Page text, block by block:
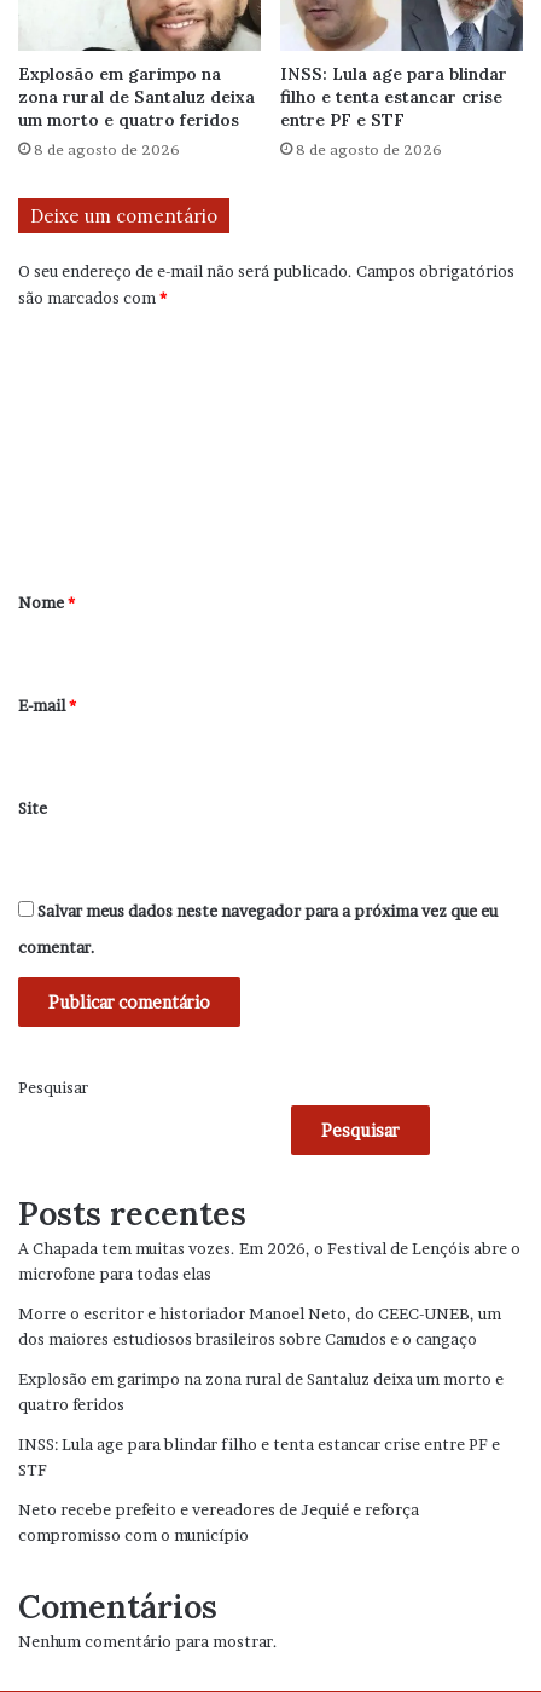
Explosão em garimpo na
zona rural de Santaluz deixa
um morto e quatro feridos
8 de agosto de 2026
INSS: Lula age para blindar
filho e tenta estancar crise
entre PF e STF
8 de agosto de 2026
Deixe um comentário
O seu endereço de e-mail não será publicado. Campos obrigatórios
são marcados com *
r
*
Nome*
E-mail*
Site
Salvar meus dados neste navegador para a próxima vez que eu
comentar.
Pesquisar
Pesquisar
Posts recentes
A Chapada tem muitas vozes. Em 2026, o Festival de Lençóis abre o
microfone para todas elas
Morre o escritor e historiador Manoel Neto, do CEEC-UNEB, um
dos maiores estudiosos brasileiros sobre Canudos e o cangaço
Explosão em garimpo na zona rural de Santaluz deixa um morto e
quatro feridos
INSS: Lula age para blindar filho e tenta estancar crise entre PF e
STF
Neto recebe prefeito e vereadores de Jequié e reforça
compromisso com o município
Comentários
Nenhum comentário para mostrar.